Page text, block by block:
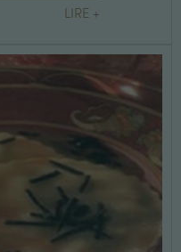
LIRE +